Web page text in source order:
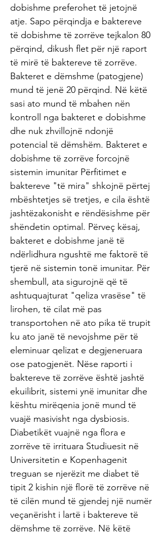
dobishme preferohet të jetojnë
atje. Sapo përqindja e baktereve
të dobishme të zorrëve tejkalon 80
përqind, dikush flet për një raport
të mirë të baktereve të zorrëve.
Bakteret e dëmshme (patogjene)
mund të jenë 20 përqind. Në këtë
sasi ato mund të mbahen nën
kontroll nga bakteret e dobishme
dhe nuk zhvillojnë ndonjë
potencial të dëmshëm. Bakteret e
dobishme të zorrëve forcojnë
sistemin imunitar Përfitimet e
baktereve "të mira" shkojnë përtej
mbështetjes së tretjes, e cila është
jashtëzakonisht e rëndësishme për
shëndetin optimal. Përveç kësaj,
bakteret e dobishme janë të
ndërlidhura ngushtë me faktorë të
tjerë në sistemin tonë imunitar. Për
shembull, ata sigurojnë që të
ashtuquajturat "qeliza vrasëse" të
lirohen, të cilat më pas
transportohen në ato pika të trupit
ku ato janë të nevojshme për të
eleminuar qelizat e degjeneruara
ose patogjenët. Nëse raporti i
baktereve të zorrëve është jashtë
ekuilibrit, sistemi ynë imunitar dhe
kështu mirëqenia jonë mund të
vuajë masivisht nga dysbiosis.
Diabetikët vuajnë nga flora e
zorrëve të irrituara Studiuesit në
Universitetin e Kopenhagenit
treguan se njerëzit me diabet të
tipit 2 kishin një florë të zorrëve në
të cilën mund të gjendej një numër
veçanërisht i lartë i baktereve të
dëmshme të zorrëve. Në këtë